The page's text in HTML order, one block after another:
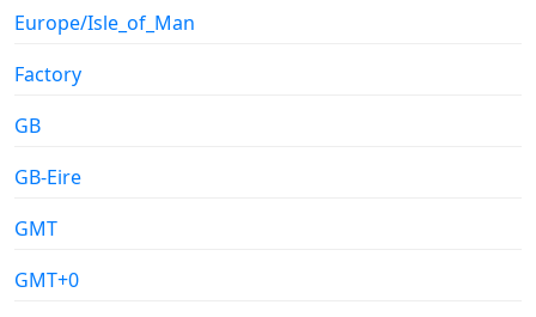
Europe/Isle_of_Man
Factory
GB
GB-Eire
GMT
GMT+0